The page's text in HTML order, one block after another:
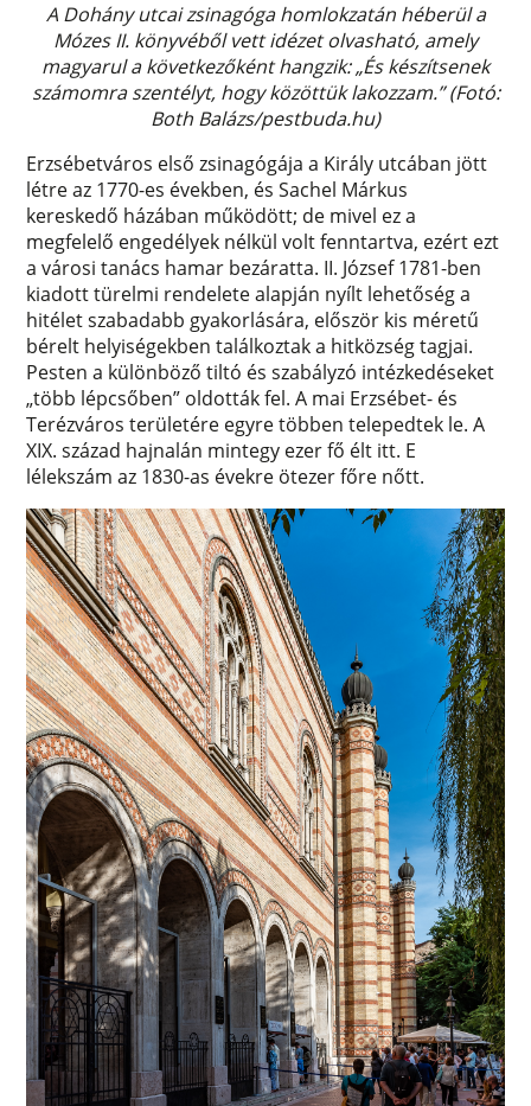
A Dohány utcai zsinagóga homlokzatán héberül a
Mózes II. könyvéből vett idézet olvasható, amely
magyarul a következőként hangzik: „És készítsenek
számomra szentélyt, hogy közöttük lakozzam.” (Fotó:
Both Balázs/pestbuda.hu)
Erzsébetváros első zsinagógája a Király utcában jött
létre az 1770-es években, és Sachel Márkus
kereskedő házában működött; de mivel ez a
megfelelő engedélyek nélkül volt fenntartva, ezért ezt
a városi tanács hamar bezáratta. II. József 1781-ben
kiadott türelmi rendelete alapján nyílt lehetőség a
hitélet szabadabb gyakorlására, először kis méretű
bérelt helyiségekben találkoztak a hitközség tagjai.
Pesten a különböző tiltó és szabályzó intézkedéseket
„több lépcsőben” oldották fel. A mai Erzsébet- és
Terézváros területére egyre többen telepedtek le. A
XIX. század hajnalán mintegy ezer fő élt itt. E
lélekszám az 1830-as évekre ötezer főre nőtt.